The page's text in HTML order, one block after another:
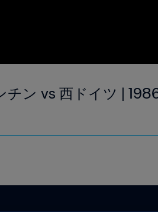
ン vs 西ドイツ |